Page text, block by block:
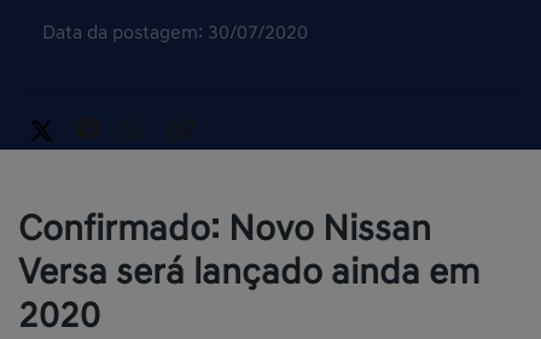
Data da postagem: 30/07/2020
Confirmado: Novo Nissan
Versa será lançado ainda em
2020